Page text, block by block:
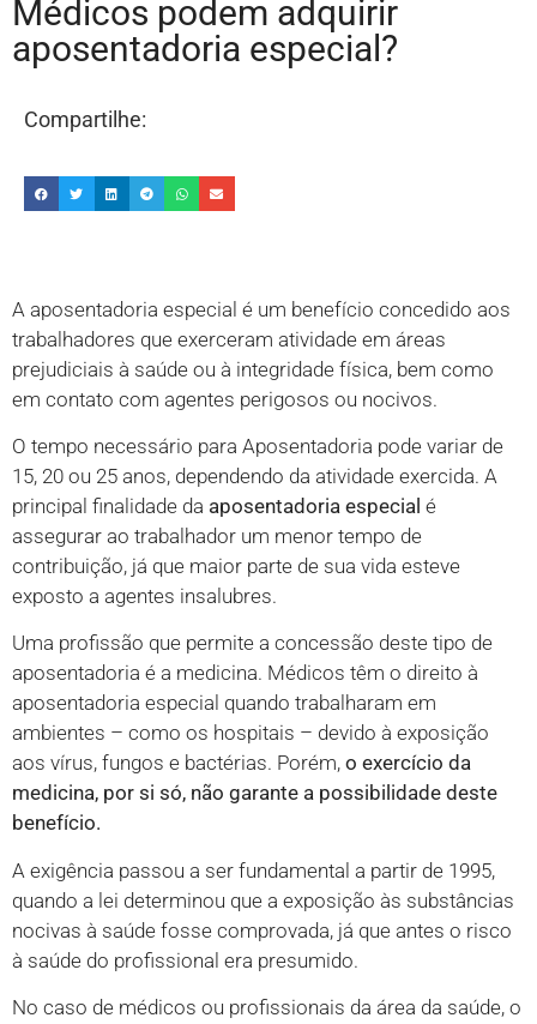
Médicos podem adquirir
aposentadoria especial?
Compartilhe:
A aposentadoria especial é um benefício concedido aos
trabalhadores que exerceram atividade em áreas
prejudiciais à saúde ou à integridade física, bem como
em contato com agentes perigosos ou nocivos.
O tempo necessário para Aposentadoria pode variar de
15, 20 ou 25 anos, dependendo da atividade exercida. A
principal finalidade da aposentadoria especial é
assegurar ao trabalhador um menor tempo de
contribuição, já que maior parte de sua vida esteve
exposto a agentes insalubres.
Uma profissão que permite a concessão deste tipo de
aposentadoria é a medicina. Médicos têm o direito à
aposentadoria especial quando trabalharam em
ambientes – como os hospitais – devido à exposição
aos vírus, fungos e bactérias. Porém, o exercício da
medicina, por si só, não garante a possibilidade deste
benefício.
A exigência passou a ser fundamental a partir de 1995,
quando a lei determinou que a exposição às substâncias
nocivas à saúde fosse comprovada, já que antes o risco
à saúde do profissional era presumido.
No caso de médicos ou profissionais da área da saúde, o